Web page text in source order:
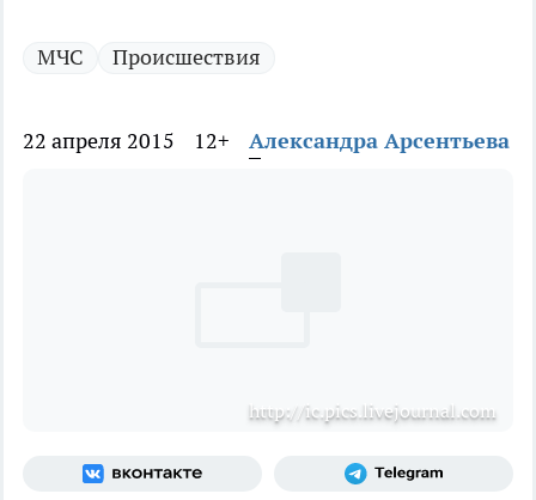
МЧС Происшествия
22 апреля 2015 12+ Александра Арсентьева
http://ic.pics.livejournal.com